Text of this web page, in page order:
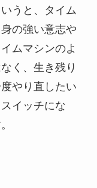
うと、タイム
の強い意志や
ムマシンのよ
く、生き残り
やり直したい
イッチにな